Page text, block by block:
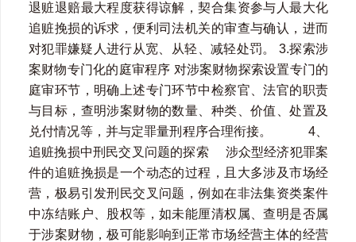
退赃退赔最大程度获得谅解，契合集资参与人最大化
追赃挽损的诉求，便利司法机关的审查与确认，进而
对犯罪嫌疑人进行从宽、从轻、减轻处罚。 3.探索涉
案财物专门化的庭审程序 对涉案财物探索设置专门的
庭审环节，明确上述专门环节中检察官、法官的职责
与目标，查明涉案财物的数量、种类、价值、处置及
兑付情况等，并与定罪量刑程序合理衔接。 4、
追赃挽损中刑民交叉问题的探索 涉众型经济犯罪案
件的追赃挽损是一个动态的过程，且大多涉及市场经
营，极易引发刑民交叉问题，例如在非法集资类案件
中冻结账户、股权等，如未能厘清权属、查明是否属
于涉案财物，极可能影响到正常市场经营主体的经营